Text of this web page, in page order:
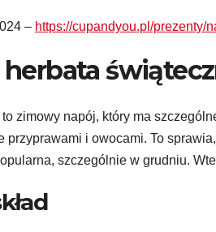
– https://cupandyou.pl/prezenty/
to zimowy napój, który ma
przyprawami i owocami. To
szczególnie w grudniu.